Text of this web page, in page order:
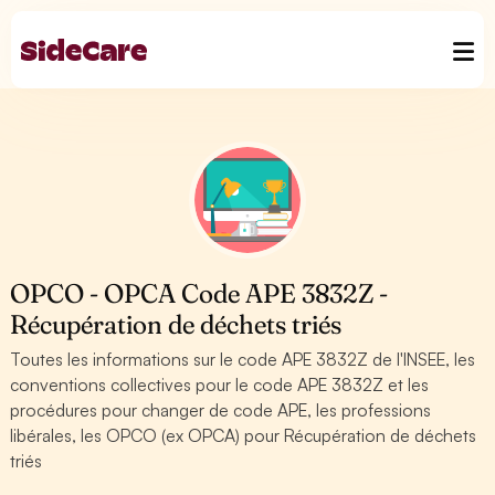
OPCO - OPCA Code APE 3832Z -
Récupération de déchets triés
Toutes les informations sur le code APE 3832Z de l'INSEE, les
conventions collectives pour le code APE 3832Z et les
procédures pour changer de code APE, les professions
libérales, les OPCO (ex OPCA) pour Récupération de déchets
triés